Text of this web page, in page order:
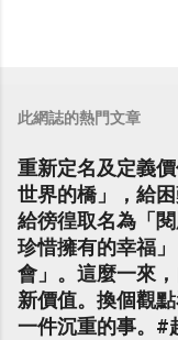
此網誌的熱門文章
重新定名及定義
世界的橋」，給
給徬徨取名為「
珍惜擁有的幸福
會」。這麼一來
新價值。換個觀
一件沉重的事。#